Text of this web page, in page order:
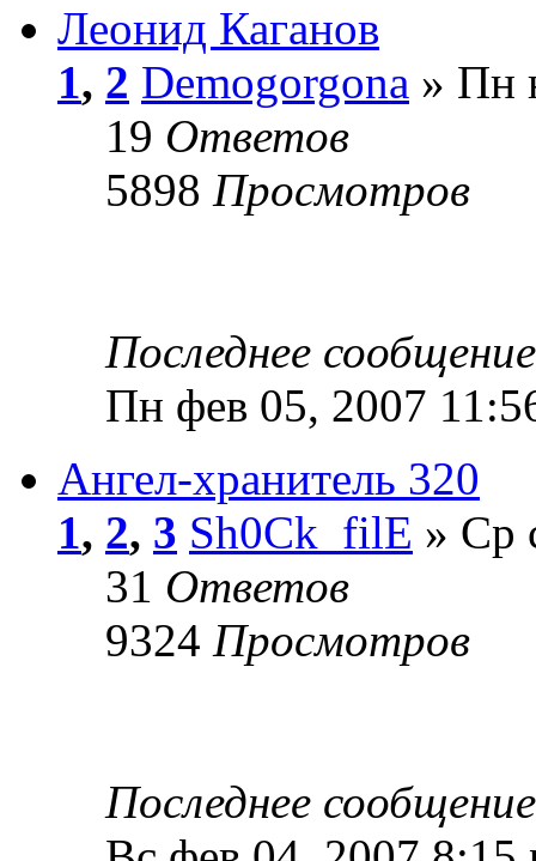
Леонид Каганов
1, 2 Demogorgona » Пн
19 Ответов
5898 Просмотров
Последнее
Пн фев 05, 2007
Ангел-хранитель 320
1, 2, 3 Sh0Ck_filE » Ср
31 Ответов
9324 Просмотров
Последнее